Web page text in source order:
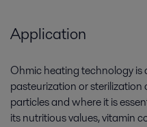
Application
Ohmic heating technology is
pasteurization or
particles and where it is
its nutritious values, vitamin